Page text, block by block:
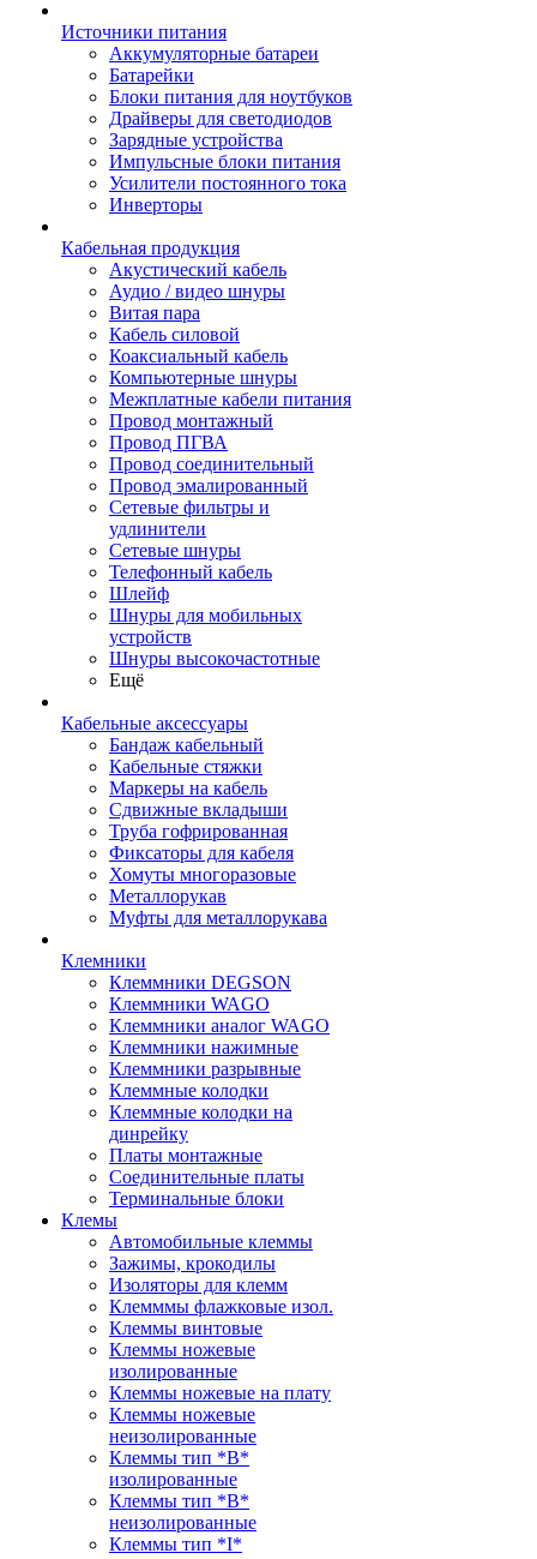
Источники питания
Аккумуляторные батареи
Батарейки
Блоки питания для ноутбуков
Драйверы для светодиодов
Зарядные устройства
Импульсные блоки питания
Усилители постоянного тока
Инверторы
Кабельная продукция
Акустический кабель
Аудио / видео шнуры
Витая пара
Кабель силовой
Коаксиальный кабель
Компьютерные шнуры
Межплатные кабели питания
Провод монтажный
Провод ПГВА
Провод соединительный
Провод эмалированный
Сетевые фильтры и
удлинители
Сетевые шнуры
Телефонный кабель
Шлейф
Шнуры для мобильных
устройств
Шнуры высокочастотные
Ещё
Кабельные аксессуары
Бандаж кабельный
Кабельные стяжки
Маркеры на кабель
Сдвижные вкладыши
Труба гофрированная
Фиксаторы для кабеля
Хомуты многоразовые
Металлорукав
Муфты для металлорукава
Клемники
Клеммники DEGSON
Клеммники WAGO
Клеммники аналог WAGO
Клеммники нажимные
Клеммники разрывные
Клеммные колодки
Клеммные колодки на
динрейку
Платы монтажные
Соединительные платы
Терминальные блоки
Клемы
Автомобильные клеммы
Зажимы, крокодилы
Изоляторы для клемм
Клемммы флажковые изол.
Клеммы винтовые
Клеммы ножевые
изолированные
Клеммы ножевые на плату
Клеммы ножевые
неизолированные
Клеммы тип *B*
изолированные
Клеммы тип *B*
неизолированные
Клеммы тип *I*